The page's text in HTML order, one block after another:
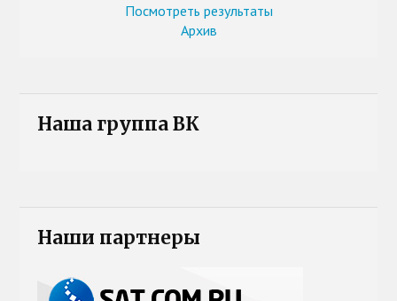
Посмотреть результаты
Архив
Наша группа ВК
Наши партнеры